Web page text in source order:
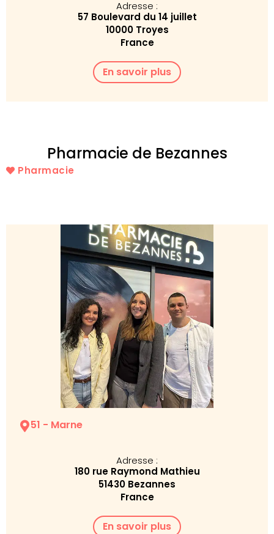
Adresse :
57 Boulevard du 14 juillet
10000 Troyes
France
En savoir plus
Pharmacie de Bezannes
Pharmacie
51 - Marne
Adresse :
180 rue Raymond Mathieu
51430 Bezannes
France
En savoir plus